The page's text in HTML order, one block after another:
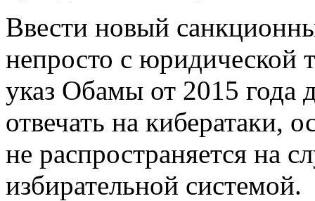
Ввести новый
непросто с юридической
указ Обамы от 2015 года
отвечать на кибератаки,
не распространяется на
избирательной системой.